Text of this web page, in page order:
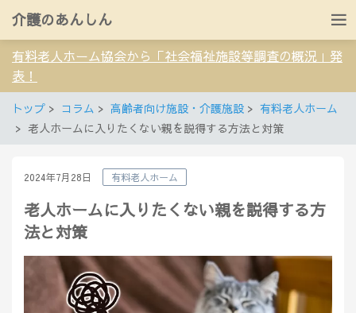
介護のあんしん
有料老人ホーム協会から「社会福祉施設等調査の概況」発
表！
トップ コラム 高齢者向け施設・介護施設
有料老人ホーム
老人ホームに入りたくない親を説得する方法と対策
2024年7月28日 有料老人ホーム
老人ホームに入りたくない親を説得する方
法と対策